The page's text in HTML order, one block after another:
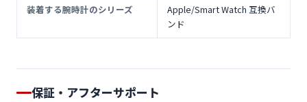
装着する腕時計のシリーズ
Apple/Smart Watch 互換バ
ンド
保証・アフターサポート